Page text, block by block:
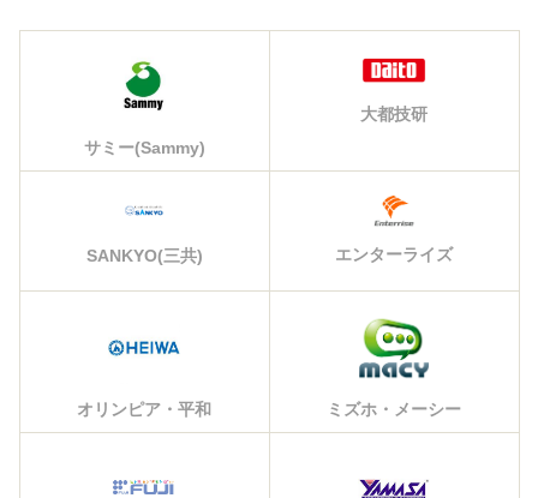
サミー(Sammy)
大都技研
SANKYO(三共) エンターライズ
オリンピア・平和 ミズホ・メーシー